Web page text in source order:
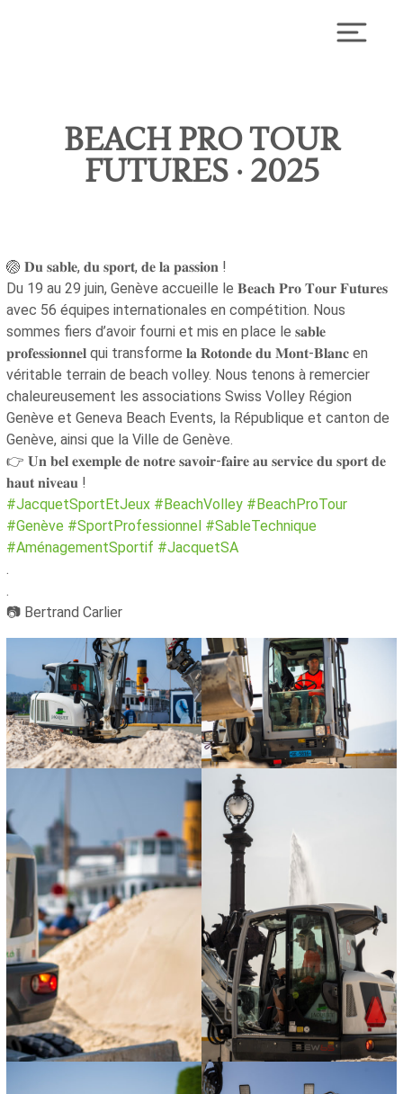
BEACH PRO TOUR
FUTURES · 2025
🏐 𝐃𝐮 𝐬𝐚𝐛𝐥𝐞, 𝐝𝐮 𝐬𝐩𝐨𝐫𝐭, 𝐝𝐞 𝐥𝐚 𝐩𝐚𝐬𝐬𝐢𝐨𝐧 !
Du 19 au 29 juin, Genève accueille le 𝐁𝐞𝐚𝐜𝐡 𝐏𝐫𝐨 𝐓𝐨𝐮𝐫 𝐅𝐮𝐭𝐮𝐫𝐞𝐬
avec 56 équipes internationales en compétition. Nous
sommes fiers d’avoir fourni et mis en place le 𝐬𝐚𝐛𝐥𝐞
𝐩𝐫𝐨𝐟𝐞𝐬𝐬𝐢𝐨𝐧𝐧𝐞𝐥 qui transforme 𝐥𝐚 𝐑𝐨𝐭𝐨𝐧𝐝𝐞 𝐝𝐮 𝐌𝐨𝐧𝐭‑𝐁𝐥𝐚𝐧𝐜 en
véritable terrain de beach volley. Nous tenons à remercier
chaleureusement les associations Swiss Volley Région
Genève et Geneva Beach Events, la République et canton de
Genève, ainsi que la Ville de Genève.
👉 𝐔𝐧 𝐛𝐞𝐥 𝐞𝐱𝐞𝐦𝐩𝐥𝐞 𝐝𝐞 𝐧𝐨𝐭𝐫𝐞 𝐬𝐚𝐯𝐨𝐢𝐫-𝐟𝐚𝐢𝐫𝐞 𝐚𝐮 𝐬𝐞𝐫𝐯𝐢𝐜𝐞 𝐝𝐮 𝐬𝐩𝐨𝐫𝐭 𝐝𝐞
𝐡𝐚𝐮𝐭 𝐧𝐢𝐯𝐞𝐚𝐮 !
#JacquetSportEtJeux #BeachVolley #BeachProTour
#Genève #SportProfessionnel #SableTechnique
#AménagementSportif #JacquetSA
.
.
📷 Bertrand Carlier